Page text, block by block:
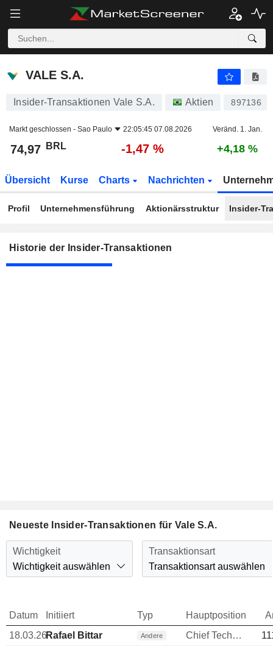
VALE S.A.
VALE S.A.
Insider-Transaktionen Vale S.A. Aktien 897136
Markt geschlossen - Sao Paulo 22:05:45 07.08.2026 Veränd. 1. Jan.
74,97 BRL -1,47 % +4,18 %
Übersicht Kurse Charts Nachrichten
Profil Unternehmensführung Aktionärsstruktur Insider-
Historie der Insider-Transaktionen
Neueste Insider-Transaktionen für Vale S.A.
Wichtigkeit
Wichtigkeit auswählen
Transaktionsart
Transaktionsart auswählen
Datum Initiiert Typ Hauptposition
18.03.26Rafael Bittar Andere Chief Technology Officer (CTO)